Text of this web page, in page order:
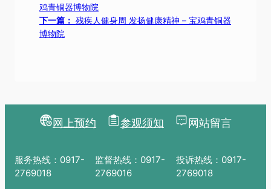
鸡青铜器博物院
下一篇： 残疾人健身周 发扬健康精神 – 宝鸡青铜器
博物院
网上预约 参观须知 网站留言
服务热线：0917-
2769018
监督热线：0917-
2769016
投诉热线：0917-
2769018